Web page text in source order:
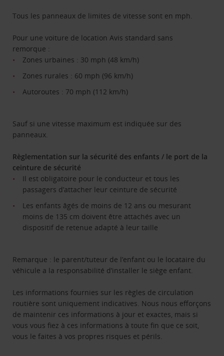
Tous les panneaux de limites de vitesse sont en mph.
Pour une voiture de location Avis standard sans
remorque :
Zones urbaines : 30 mph (48 km/h)
Zones rurales : 60 mph (96 km/h)
Autoroutes : 70 mph (112 km/h)
Sauf si une vitesse maximum est indiquée sur des
panneaux.
Règlementation sur la sécurité des enfants / le port de la
ceinture de sécurité
Il est obligatoire pour le conducteur et tous les
passagers d’attacher leur ceinture de sécurité
Les enfants âgés de moins de 12 ans ou mesurant
moins de 135 cm doivent être attachés avec un
dispositif de retenue adapté à leur taille
Remarque : le parent/tuteur de l’enfant ou le locataire du
véhicule a la responsabilité d’installer le siège enfant.
Les informations fournies sur les règles de circulation
routière sont uniquement indicatives. Nous nous efforçons
de maintenir ces informations à jour et exactes, mais si
vous vous fiez à ces informations à toute fin que ce soit,
vous le faites à vos propres risques et périls.